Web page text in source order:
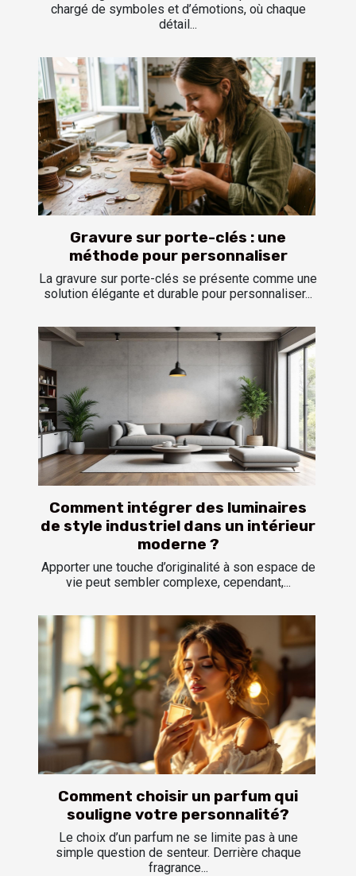
chargé de symboles et d’émotions, où chaque
détail...
Gravure sur porte-clés : une
méthode pour personnaliser
La gravure sur porte-clés se présente comme une
solution élégante et durable pour personnaliser...
Comment intégrer des luminaires
de style industriel dans un intérieur
moderne ?
Apporter une touche d’originalité à son espace de
vie peut sembler complexe, cependant,...
Comment choisir un parfum qui
souligne votre personnalité?
Le choix d’un parfum ne se limite pas à une
simple question de senteur. Derrière chaque
fragrance...